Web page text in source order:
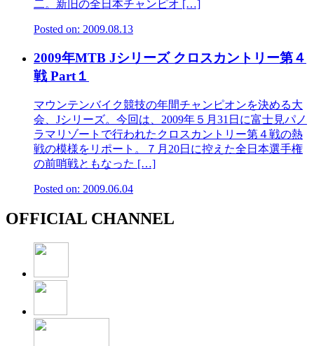
二。新旧の全日本チャンピオ […]
Posted on: 2009.08.13
2009年MTB Jシリーズ クロスカントリー第４
戦 Part１
マウンテンバイク競技の年間チャンピオンを決める大
会、Jシリーズ。今回は、2009年５月31日に富士見パノ
ラマリゾートで行われたクロスカントリー第４戦の熱
戦の模様をリポート。７月20日に控えた全日本選手権
の前哨戦ともなった […]
Posted on: 2009.06.04
OFFICIAL CHANNEL